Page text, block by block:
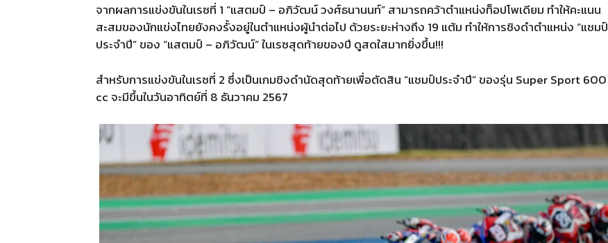
จากผลการแข่งขันในเรซที่ 1 “แสตมป์ – อภิวัฒน์ วงศ์ธนานนท์”สามารถคว้าตำแหน่งท็อปโพเดียม ทำให้คะแนน
สะสมของนักแข่งไทยยังคงรั้งอยู่ในตำแหน่งผู้นำต่อไป ด้วยระยะห่างถึง 19 แต้ม ทำให้การชิงดำตำแหน่ง “แชมป์
ประจำปี”ของ “แสตมป์ – อภิวัฒน์”ในเรซสุดท้ายของปี ดูสดใสมากยิ่งขึ้น!!!
สำหรับการแข่งขันในเรซที่ 2 ซึ่งเป็นเกมชิงดำนัดสุดท้ายเพื่อตัดสิน “แชมป์ประจำปี”ของรุ่น Super Sport 600
ccจะมีขึ้นในวันอาทิตย์ที่ 8 ธันวาคม 2567